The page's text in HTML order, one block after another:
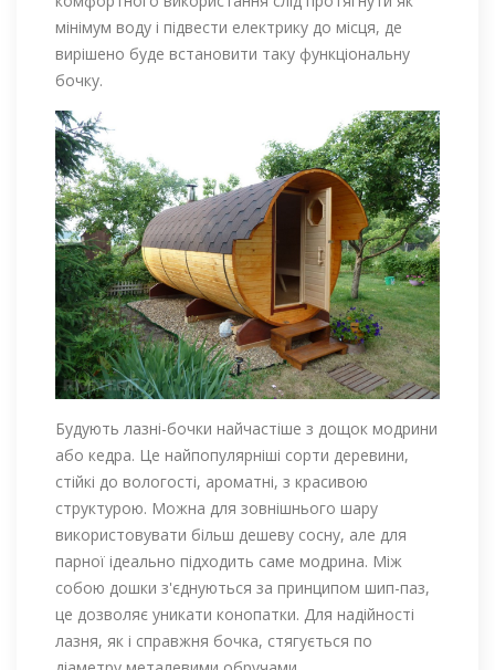
мінімум воду і підвести електрику до місця, де
вирішено буде встановити таку функціональну
бочку.
Будують лазні-бочки найчастіше з дощок модрини
або кедра. Це найпопулярніші сорти деревини,
стійкі до вологості, ароматні, з красивою
структурою. Можна для зовнішнього шару
використовувати більш дешеву сосну, але для
парної ідеально підходить саме модрина. Між
собою дошки з'єднуються за принципом шип-паз,
це дозволяє уникати конопатки. Для надійності
лазня, як і справжня бочка, стягується по